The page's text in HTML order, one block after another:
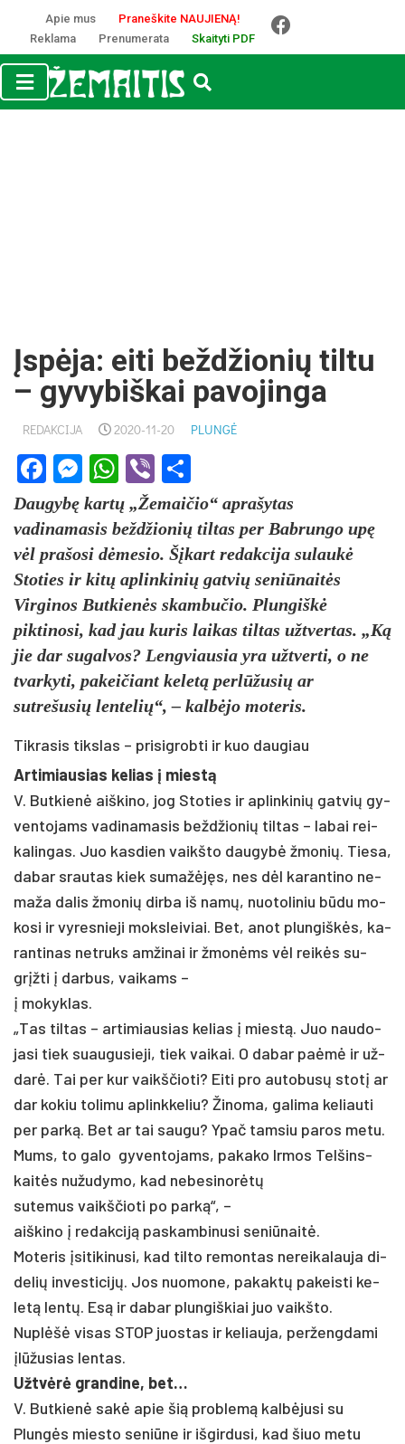
Apie mus
Praneškite NAUJIENĄ!
Reklama
Prenumerata Skaityti PDF
Įspėja: eiti beždžionių tiltu
– gyvybiškai pavojinga
REDAKCIJA 2020-11-20 PLUNGĖ
Facebook
Messenger
WhatsApp
Viber
Daugybę kartų „Žemaičio“ aprašytas
vadinamasis beždžionių tiltas per Babrungo upę
vėl prašosi dėmesio. Šįkart redakcija sulaukė
Stoties ir kitų aplinkinių gatvių seniūnaitės
Virginos Butkienės skambučio. Plungiškė
piktinosi, kad jau kuris laikas tiltas užtvertas. „Ką
jie dar sugalvos? Lengviausia yra užtverti, o ne
tvarkyti, pakeičiant keletą perlūžusių ar
sutrešusių lentelių“, – kalbėjo moteris.
Tikrasis tikslas – prisigrobti ir kuo daugiau
Ar­ti­miau­sias ke­lias į miestą
V. But­kienė aiš­ki­no, jog Sto­ties ir ap­lin­ki­nių gat­vių gy­
ven­to­jams va­di­na­ma­sis be­ždžio­nių til­tas – la­bai rei­
ka­lin­gas. Juo kas­dien vaikš­to dau­gybė žmo­nių. Tie­sa,
da­bar srau­tas kiek su­mažėjęs, nes dėl ka­ran­ti­no ne­
ma­ža da­lis žmo­nių dir­ba iš namų, nuo­to­li­niu būdu mo­
ko­si ir vy­res­nie­ji moks­lei­viai. Bet, anot plun­giškės, ka­
ran­ti­nas ne­truks am­ži­nai ir žmonėms vėl reikės su­
grįžti į dar­bus, vai­kams –
į mo­kyk­las.
„Tas til­tas – ar­ti­miau­sias ke­lias į miestą. Juo nau­do­
ja­si tiek suau­gu­sie­ji, tiek vai­kai. O da­bar pa­ėmė ir už­
darė. Tai per kur vaikš­čio­ti? Ei­ti pro au­to­busų stotį ar
dar ko­kiu to­li­mu ap­link­ke­liu? Ži­no­ma, ga­li­ma ke­liau­ti
per par­ką. Bet ar tai sau­gu? Ypač tam­siu pa­ros me­tu.
Mums, to ga­lo gy­ven­to­jams, pa­ka­ko Ir­mos Tel­šins­
kaitės nu­žu­dy­mo, kad ne­be­si­norėtų
su­te­mus vaikš­čio­ti po par­ką“, –
aiš­ki­no į re­dak­ciją pa­skam­bi­nu­si se­niū­naitė.
Mo­te­ris įsi­ti­ki­nu­si, kad til­to re­mon­tas ne­rei­ka­lau­ja di­
de­lių in­ves­ti­cijų. Jos nuo­mo­ne, pa­kaktų pa­keis­ti ke­
letą lentų. Esą ir da­bar plun­giš­kiai juo vaikš­to.
Nuplėšė vi­sas STOP juos­tas ir ke­liau­ja, per­ženg­da­mi
įlūžu­sias len­tas.
Užtvėrė gran­di­ne, bet…
V. But­kienė sakė apie šią pro­blemą kalbė­ju­si su
Plungės mies­to se­niū­ne ir iš­gir­du­si, kad šiuo me­tu